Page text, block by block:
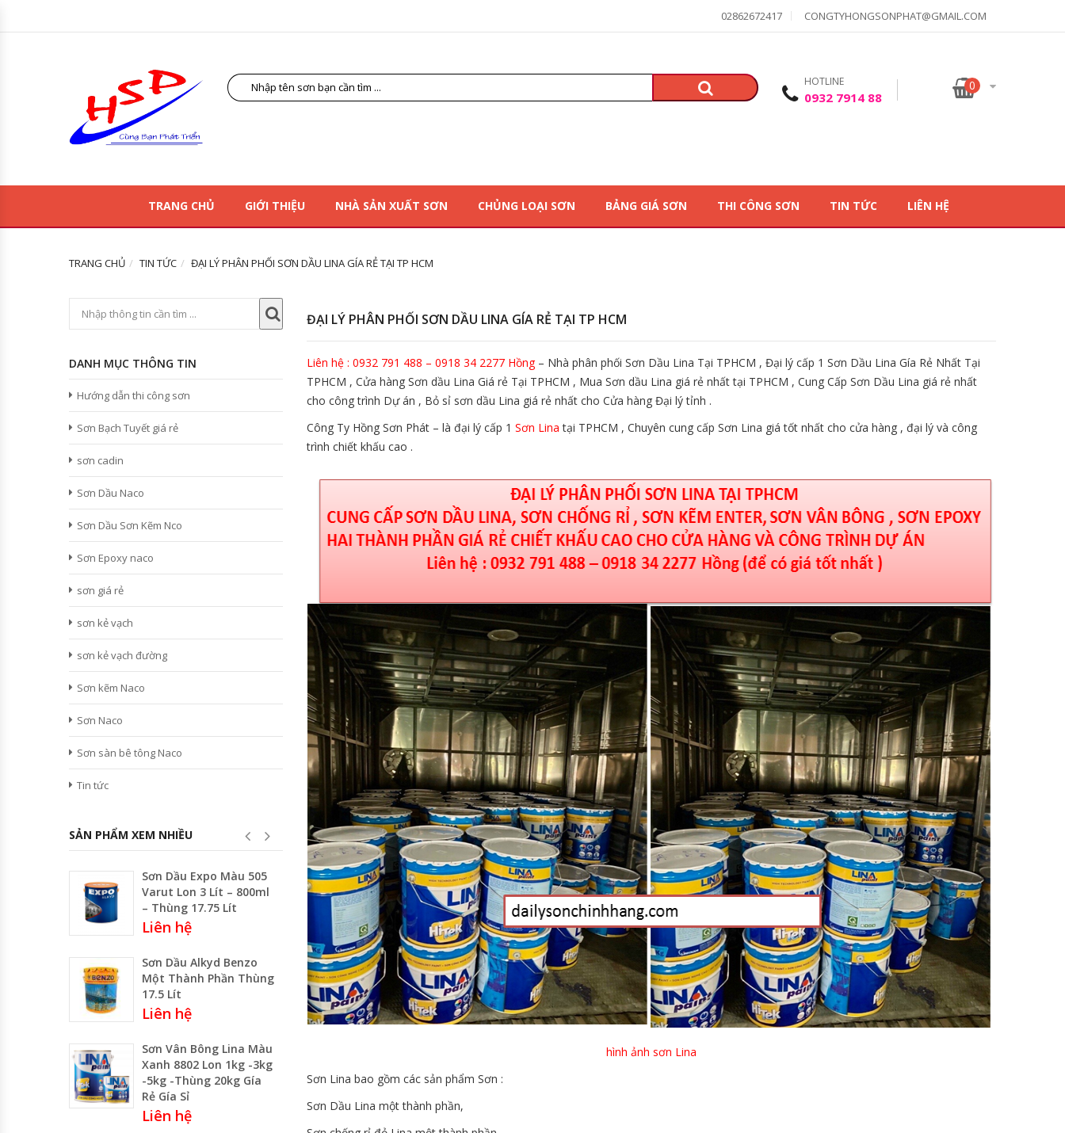
02862672417 CONGTYHONGSONPHAT@GMAIL.COM
HOTLINE
0932 7914 88
0
TRANG CHỦ GIỚI THIỆU NHÀ SẢN XUẤT SƠN CHỦNG LOẠI SƠN BẢNG GIÁ SƠN THI CÔNG SƠN TIN TỨC LIÊN HỆ
TRANG CHỦ TIN TỨC ĐẠI LÝ PHÂN PHỐI SƠN DẦU LINA GÍA RẺ TẠI TP HCM
ĐẠI LÝ PHÂN PHỐI SƠN DẦU LINA GÍA RẺ TẠI TP HCM
Liên hệ : 0932 791 488 – 0918 34 2277 Hồng– Nhà phân phối Sơn Dầu Lina Tại TPHCM , Đại lý cấp 1 Sơn Dầu Lina Gía Rẻ Nhất Tại
TPHCM , Cửa hàng Sơn dầu Lina Giá rẻ Tại TPHCM , Mua Sơn dầu Lina giá rẻ nhất tại TPHCM , Cung Cấp Sơn Dầu Lina giá rẻ nhất
cho công trình Dự án , Bỏ sỉ sơn dầu Lina giá rẻ nhất cho Cửa hàng Đại lý tỉnh .
Công Ty Hồng Sơn Phát – là đại lý cấp 1 Sơn Lina tại TPHCM , Chuyên cung cấp Sơn Lina giá tốt nhất cho cửa hàng , đại lý và công
trình chiết khấu cao .
hình ảnh sơn Lina
Sơn Lina bao gồm các sản phẩm Sơn :
Sơn Dầu Lina một thành phần,
DANH MỤC THÔNG TIN
Hướng dẫn thi công sơn
Sơn Bạch Tuyết giá rẻ
sơn cadin
Sơn Dầu Naco
Sơn Dầu Sơn Kẽm Nco
Sơn Epoxy naco
sơn giá rẻ
sơn kẻ vạch
sơn kẻ vạch đường
Sơn kẽm Naco
Sơn Naco
Sơn sàn bê tông Naco
Tin tức
SẢN PHẨM XEM NHIỀU
Sơn Dầu Expo Màu 505
Varut Lon 3 Lít – 800ml
– Thùng 17.75 Lít
Liên hệ
Sơn Dầu Alkyd Benzo
Một Thành Phần Thùng
17.5 Lít
Liên hệ
Sơn Vân Bông Lina Màu
Xanh 8802 Lon 1kg -3kg
-5kg -Thùng 20kg Gía
Rẻ Gía Sỉ
Liên hệ